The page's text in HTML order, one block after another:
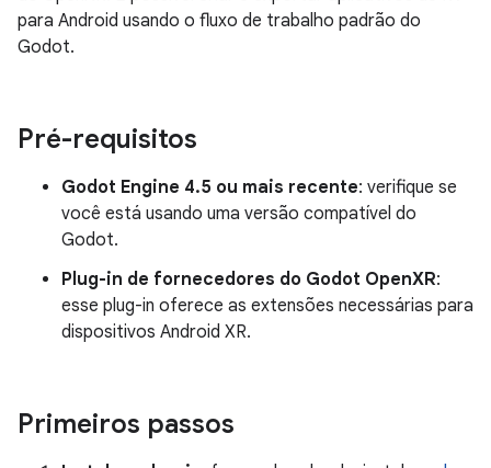
para Android usando o fluxo de trabalho padrão do
Godot.
Pré-requisitos
Godot Engine 4.5 ou mais recente: verifique se
você está usando uma versão compatível do
Godot.
Plug-in de fornecedores do Godot OpenXR:
esse plug-in oferece as extensões necessárias para
dispositivos Android XR.
Primeiros passos